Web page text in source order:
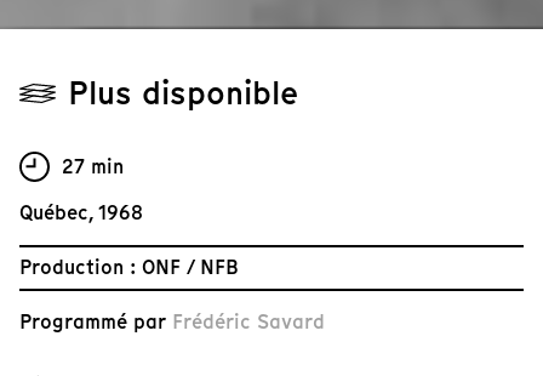
Plus disponible
27 min
Québec, 1968
Production : ONF / NFB
Programmé par Frédéric Savard